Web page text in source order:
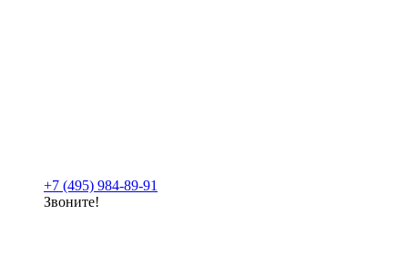
+7 (495) 984-89-91
Звоните!